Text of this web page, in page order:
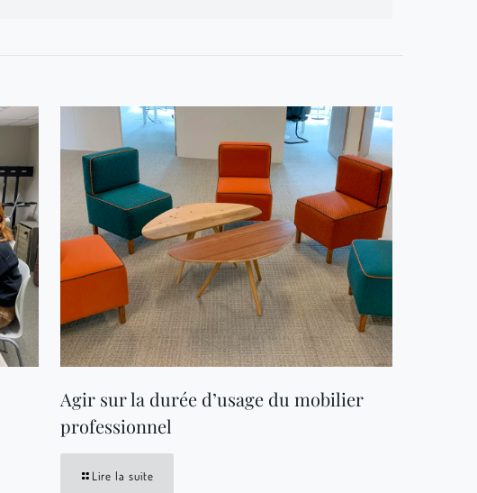
Agir sur la durée d’usage du mobilier
professionnel
Lire la suite